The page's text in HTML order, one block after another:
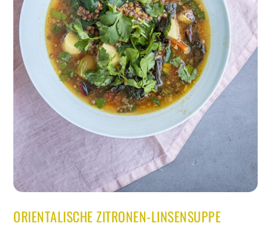
ORIENTALISCHE ZITRONEN-LINSENSUPPE